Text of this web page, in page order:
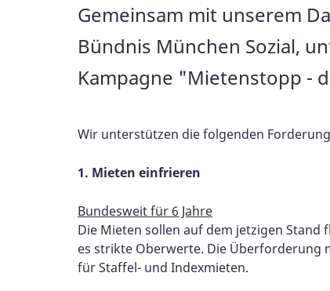
Gemeinsam mit unserem
Bündnis München Sozial,
Kampagne "Mietenstopp -
Wir unterstützen die folgenden
1. Mieten einfrieren
Bundesweit für 6 Jahre
Die Mieten sollen auf dem jetzigen
es strikte Oberwerte. Die Überforderung
für Staffel- und Indexmieten.